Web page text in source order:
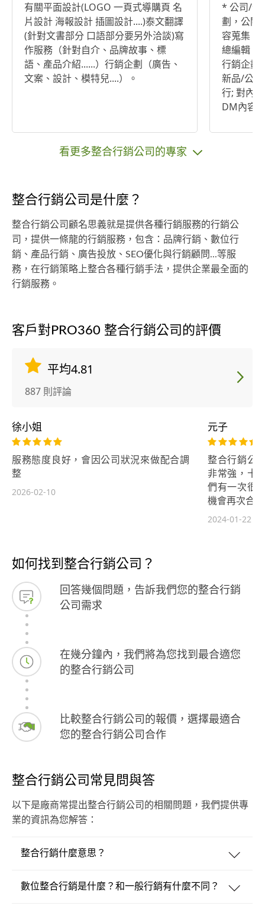
有關平面設計(LOGO 一頁式導購頁 名
片設計 海報設計 插圖設計....)泰文翻譯
(針對文書部分 口語部分要另外洽談)寫
作服務（針對自介、品牌故事、標
語、產品介紹......）行銷企劃（廣告、
文案、設計、模特兒....）。
* 公司/企
劃，公關
容蒐集，
總編輯。
行銷企劃,
新品/公
行; 對內(
DM內容
看更多整合行銷公司的專家
整合行銷公司是什麼？
整合行銷公司顧名思義就是提供各種行銷服務的行銷公
司，提供一條龍的行銷服務，包含：品牌行銷、數位行
銷、產品行銷、廣告投放、SEO優化與行銷顧問...等服
務，在行銷策略上整合各種行銷手法，提供企業最全面的
行銷服務。
客戶對PRO360 整合行銷公司的評價
平均4.81
887 則評論
徐小姐
服務態度良好，會因公司狀況來做配合調
整
2026-02-10
元子
整合行銷公
非常強，十
們有一次很
機會再次合
2024-01-22
如何找到整合行銷公司？
回答幾個問題，告訴我們您的整合行銷
公司需求
在幾分鐘內，我們將為您找到最合適您
的整合行銷公司
比較整合行銷公司的報價，選擇最適合
您的整合行銷公司合作
整合行銷公司常見問與答
以下是廠商常提出整合行銷公司的相關問題，我們提供專
業的資訊為您解答：
整合行銷什麼意思？
數位整合行銷是什麼？和一般行銷有什麼不同？